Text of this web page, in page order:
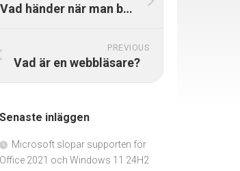
Vad händer när man blir kapad på facebook?
PREVIOUS
Vad är en webbläsare?
Senaste inläggen
Microsoft slopar supporten för
Office 2021 och Windows 11 24H2